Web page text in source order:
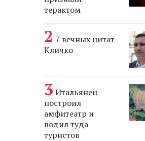
терактом
7 вечных цитат
Кличко
Итальянец
построил
амфитеатр и
водил туда
туристов